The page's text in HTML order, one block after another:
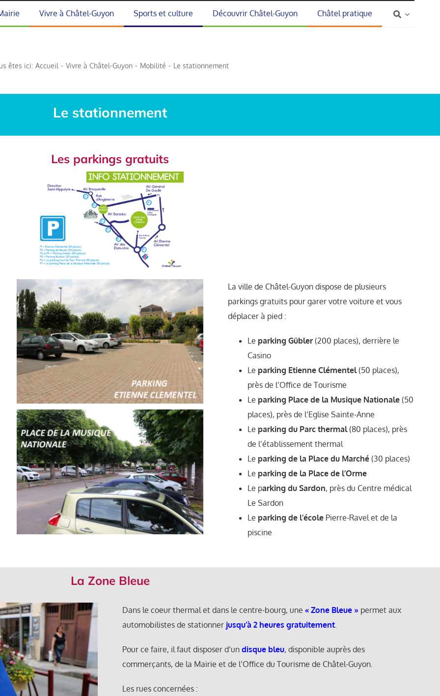
Vivre à Châtel-Guyon Sports et culture Découvrir Châtel-Guyon Châtel pratique
êtes ici: Accueil Vivre à Châtel-Guyon Mobilité Le stationnement
Le stationnement
Les parkings gratuits
La ville de Châtel-Guyon dispose de plusieurs
parkings gratuits pour garer votre voiture et vous
déplacer à pied :
Le parking Gübler(200 places), derrière le
Casino
Le parking Etienne Clémentel(50 places),
près de l’Office de Tourisme
Le parking Place de la Musique Nationale(50
places), près de l’Eglise Sainte-Anne
Le parking du Parc thermal(80 places), près
de l’établissement thermal
Le parking de la Place du Marché(30 places)
Le parking de la Place de l’Orme
Le parking du Sardon, près du Centre médical
Le Sardon
Le parking de l’écolePierre-Ravel et de la
piscine
La Zone Bleue
Dans le coeur thermal et dans le centre-bourg, une « Zone Bleue »permet aux
automobilistes de stationner jusqu’à 2 heures gratuitement.
Pour ce faire, il faut disposer d’un disque bleu, disponible auprès des
commerçants, de la Mairie et de l’Office du Tourisme de Châtel-Guyon.
Les rues concernées :